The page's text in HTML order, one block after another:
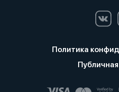
Политика